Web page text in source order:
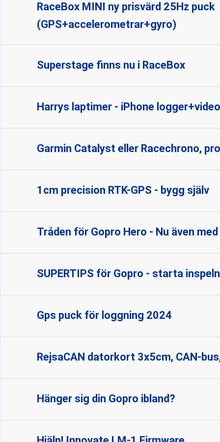
RaceBox MINI ny prisvärd 25Hz puck
(GPS+accelerometrar+gyro)
Superstage finns nu i RaceBox
Harrys laptimer - iPhone logger+video
Garmin Catalyst eller Racechrono,
1cm precision RTK-GPS - bygg själv
Tråden för Gopro Hero - Nu även
SUPERTIPS för Gopro - starta
Gps puck för loggning 2024
RejsaCAN datorkort 3x5cm, CAN-
Hänger sig din Gopro ibland?